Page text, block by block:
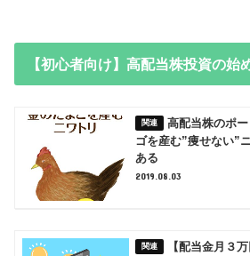
【初心者向け】高配当株投資の始
高配当株のポ
ゴを産む”痩せない”
ある
2019.08.03
【配当金月３